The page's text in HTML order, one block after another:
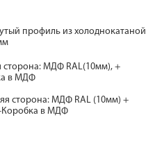
профиль из холоднокатаной
сторона: МДФ RAL(10мм), +
в МДФ
сторона: МДФ RAL (10мм) +
в МДФ